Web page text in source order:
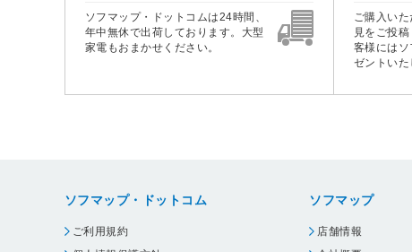
ソフマップ・ドットコムは24時間、
年中無休で出荷しております。大型
家電もおまかせください。
ご購入い
見をご投
客様には
ゼントいた
ソフマップ・ドットコム
ご利用規約
ソフマップ
店舗情報